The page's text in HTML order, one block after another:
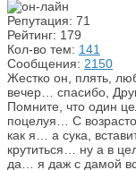
Репутация: 71
Рейтинг: 179
Кол-во тем: 141
Сообщения: 2150
Жестко он, плять,
вечер… спасибо,
Помните, что один
поцелуя… С
как я… а сука,
крутиться… ну а в
да… я даж с дамой